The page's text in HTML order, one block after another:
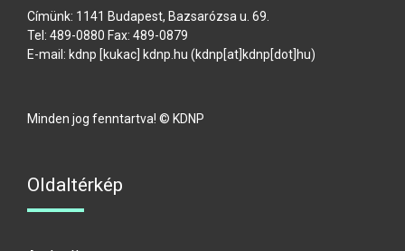
Címünk: 1141 Budapest, Bazsarózsa u. 69.
Tel: 489-0880 Fax: 489-0879
E-mail: kdnp [kukac] kdnp hu (kdnp[at]kdnp[dot]hu)
Minden jog fenntartva! © KDNP
Oldaltérkép